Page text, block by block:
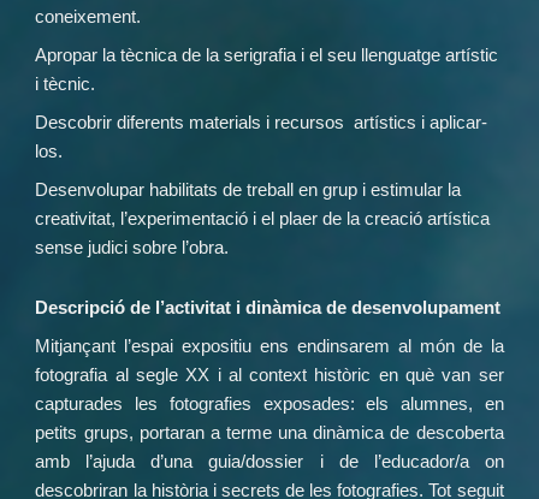
coneixement.
Apropar la tècnica de la serigrafia i el seu llenguatge artístic
i tècnic.
Descobrir diferents materials i recursos artístics i aplicar-
los.
Desenvolupar habilitats de treball en grup i estimular la
creativitat, l’experimentació i el plaer de la creació artística
sense judici sobre l’obra.
Descripció de l’activitat i dinàmica de desenvolupament
Mitjançant l’espai expositiu ens endinsarem al món de la
fotografia al segle XX i al context històric en què van ser
capturades les fotografies exposades: els alumnes, en
petits grups, portaran a terme una dinàmica de descoberta
amb l’ajuda d’una guia/dossier i de l’educador/a on
descobriran la història i secrets de les fotografies. Tot seguit